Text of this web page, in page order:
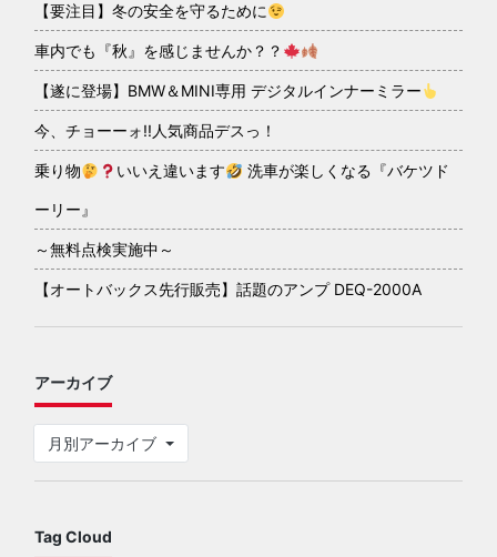
【要注目】冬の安全を守るために
車内でも『秋』を感じませんか？？
【遂に登場】BMW＆MINI専用 デジタルインナーミラー
今、チョーーォ!!人気商品デスっ！
乗り物 いいえ違います 洗車が楽しくなる『バケツド
ーリー』
～無料点検実施中～
【オートバックス先行販売】話題のアンプ DEQ-2000A
アーカイブ
月別アーカイブ
Tag Cloud